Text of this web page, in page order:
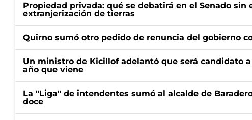
Propiedad privada: qué se debatirá en el Senado sin
extranjerización de tierras
Quirno sumó otro pedido de renuncia del gobierno
Un ministro de Kicillof adelantó que será candidato
año que viene
La "Liga" de intendentes sumó al alcalde de
doce